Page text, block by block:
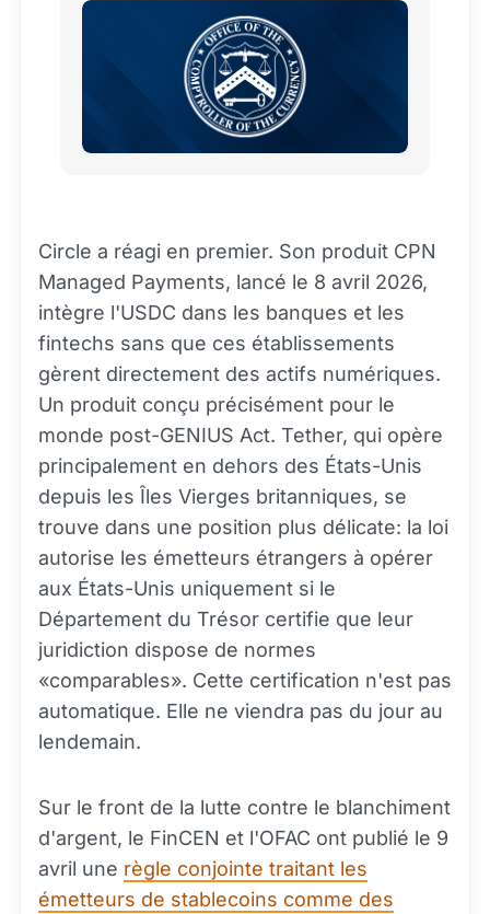
related activities by entities subject to the
OCC's jurisdiction.
Circle a réagi en premier. Son produit CPN
Managed Payments, lancé le 8 avril 2026,
intègre l'USDC dans les banques et les
fintechs sans que ces établissements
gèrent directement des actifs numériques.
Un produit conçu précisément pour le
monde post-GENIUS Act. Tether, qui opère
principalement en dehors des États-Unis
depuis les Îles Vierges britanniques, se
trouve dans une position plus délicate: la loi
autorise les émetteurs étrangers à opérer
aux États-Unis uniquement si le
Département du Trésor certifie que leur
juridiction dispose de normes
«comparables». Cette certification n'est pas
automatique. Elle ne viendra pas du jour au
lendemain.
Sur le front de la lutte contre le blanchiment
d'argent, le FinCEN et l'OFAC ont publié le 9
avril une règle conjointe traitant les
émetteurs de stablecoins comme des